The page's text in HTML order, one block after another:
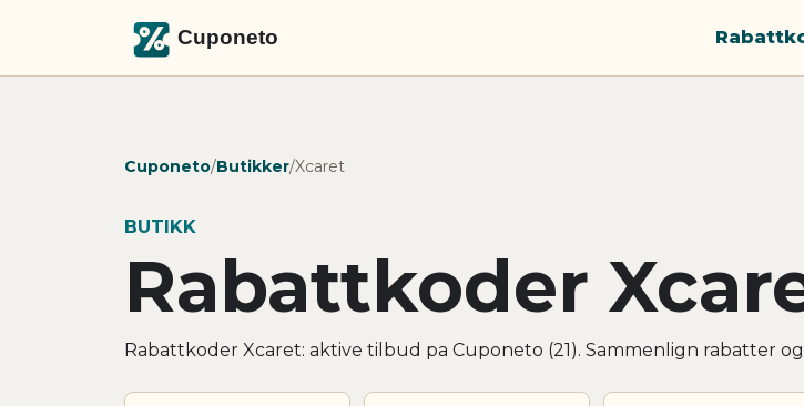
Cuponeto/Butikker/Xcaret
BUTIKK
Rabattkoder
Rabattkoder Xcaret: aktive tilbud pa Cuponeto (21). Sammenlign rabatter